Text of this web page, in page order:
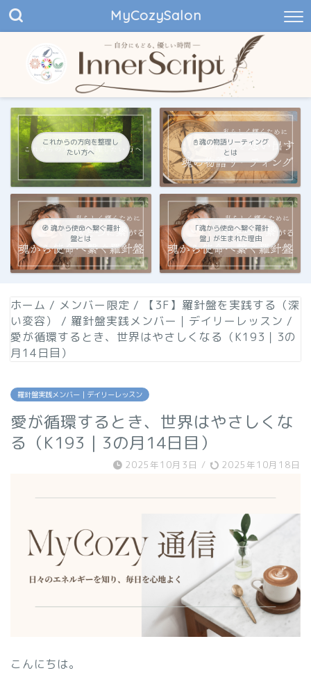
MyCozySalon
これからの方向を整理し
たい方へ
📓魂の物語リーティング
とは
🧭 魂から使命へ繋ぐ羅針
盤とは
「魂から使命へ繋ぐ羅針
盤」が生まれた理由
ホーム / メンバー限定 /
【3F】羅針盤を実践する（深
い変容）
/ 羅針盤実践メンバー｜デイリーレッスン /
愛が循環するとき、世界はやさしくなる（K193｜3の
月14日目）
羅針盤実践メンバー｜デイリーレッスン
愛が循環するとき、世界はやさしくな
る（K193｜3の月14日目）
2025年10月3日 / 2025年10月18日
こんにちは。